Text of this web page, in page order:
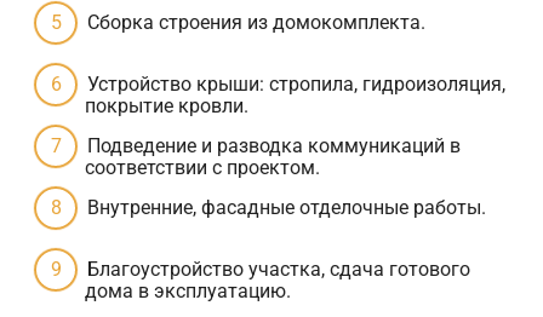
Сборка строения из домокомплекта.
Устройство крыши: стропила, гидроизоляция,
покрытие кровли.
Подведение и разводка коммуникаций в
соответствии с проектом.
Внутренние, фасадные отделочные работы.
Благоустройство участка, сдача готового
дома в эксплуатацию.